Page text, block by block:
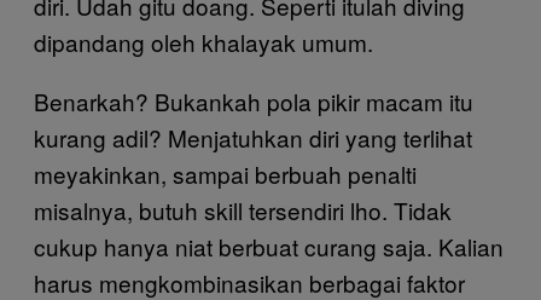
dipandang oleh khalayak umum.
Benarkah? Bukankah pola pikir macam itu
kurang adil? Menjatuhkan diri yang terlihat
meyakinkan, sampai berbuah penalti
misalnya, butuh skill tersendiri lho. Tidak
cukup hanya niat berbuat curang saja. Kalian
harus mengkombinasikan berbagai faktor